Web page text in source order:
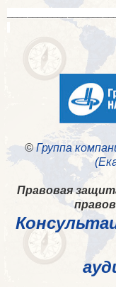
©Группа
Правовая